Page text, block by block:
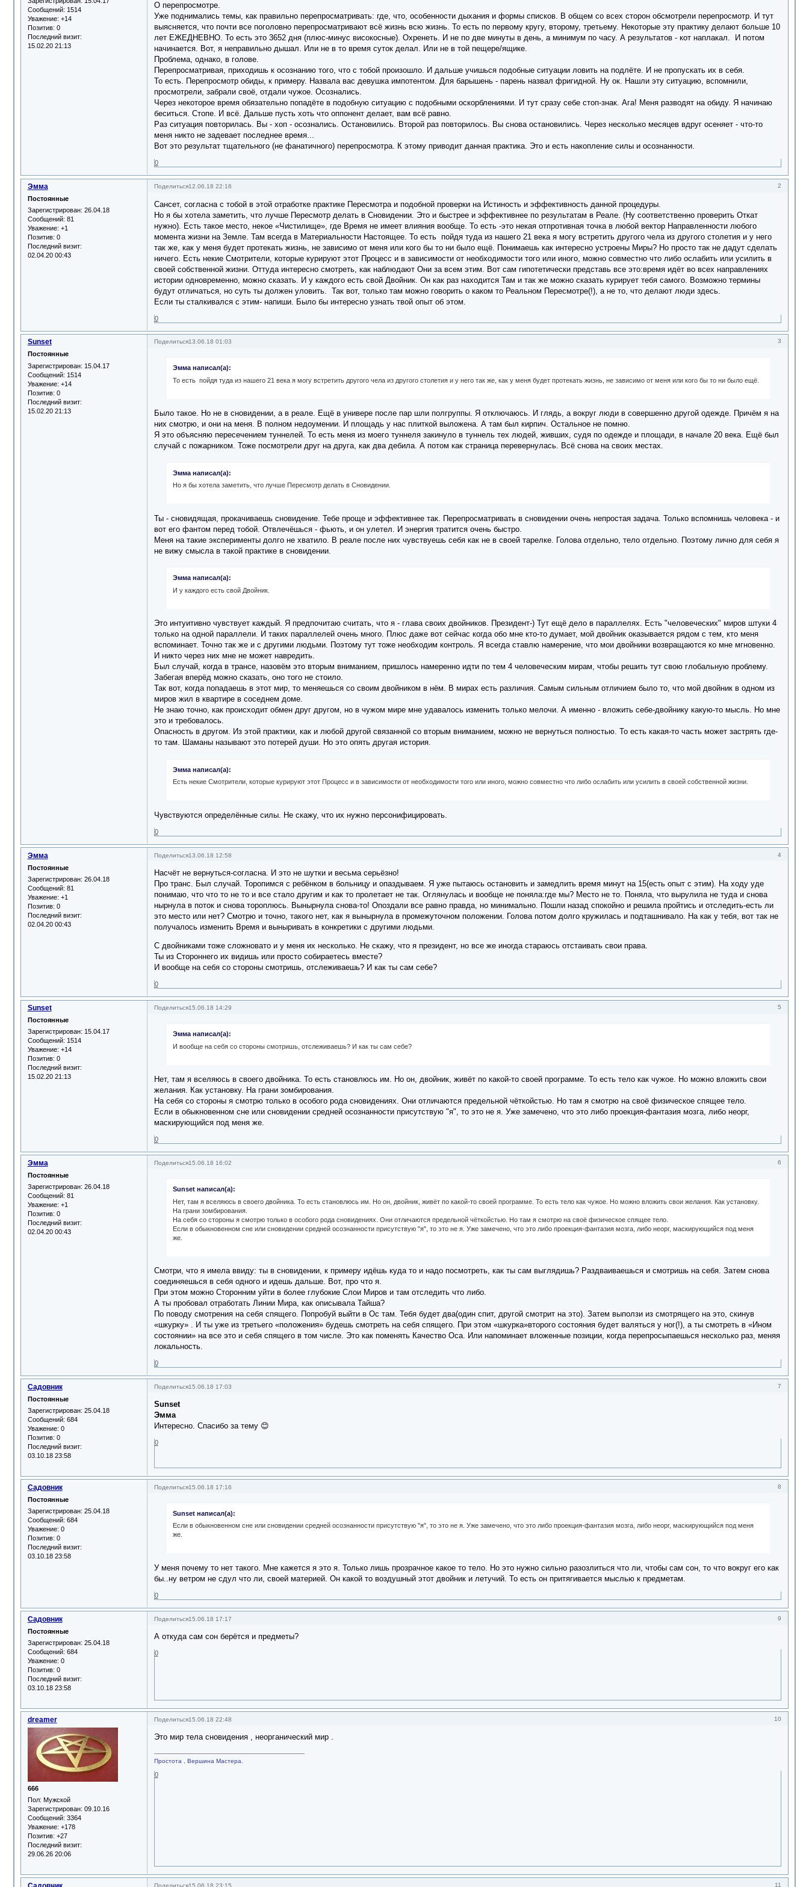
Сообщений: 1514
Уважение: +14
Позитив: 0
Последний визит:
15.02.20 21:13
О перепросмотре.
Уже поднимались темы, как правильно перепросматривать: где, что, особенности дыхания и формы списков. В общем со всех сторон обсмотрели перепросмотр. И тут
выясняется, что почти все поголовно перепросматривают всё жизнь всю жизнь. То есть по первому кругу, второму, третьему. Некоторые эту практику делают больше 10
лет ЕЖЕДНЕВНО. То есть это 3652 дня (плюс-минус високосные). Охренеть. И не по две минуты в день, а минимум по часу. А результатов - кот наплакал. И потом
начинается. Вот, я неправильно дышал. Или не в то время суток делал. Или не в той пещере/ящике.
Проблема, однако, в голове.
Перепросматривая, приходишь к осознанию того, что с тобой произошло. И дальше учишься подобные ситуации ловить на подлёте. И не пропускать их в себя.
То есть. Перепросмотр обиды, к примеру. Назвала вас девушка импотентом. Для барышень - парень назвал фригидной. Ну ок. Нашли эту ситуацию, вспомнили,
просмотрели, забрали своё, отдали чужое. Осознались.
Через некоторое время обязательно попадёте в подобную ситуацию с подобными оскорблениями. И тут сразу себе стоп-знак. Ага! Меня разводят на обиду. Я начинаю
беситься. Стопе. И всё. Дальше пусть хоть что оппонент делает, вам всё равно.
Раз ситуация повторилась. Вы - хоп - осознались. Остановились. Второй раз повторилось. Вы снова остановились. Через несколько месяцев вдруг осеняет - что-то
меня никто не задевает последнее время...
Вот это результат тщательного (не фанатичного) перепросмотра. К этому приводит данная практика. Это и есть накопление силы и осознанности.
0
Поделиться 2
12.06.18 22:16
Эмма
Постоянные
Зарегистрирован: 26.04.18
Сообщений: 81
Уважение: +1
Позитив: 0
Последний визит:
02.04.20 00:43
Сансет, согласна с тобой в этой отработке практике Пересмотра и подобной проверки на Истиность и эффективность данной процедуры.
Но я бы хотела заметить, что лучше Пересмотр делать в Сновидении. Это и быстрее и эффективнее по результатам в Реале. (Ну соответственно проверить Откат
нужно). Есть такое место, некое «Чистилище», где Время не имеет влияния вообще. То есть -это некая отпротивная точка в любой вектор Направленности любого
момента жизни на Земле. Там всегда в Материальности Настоящее. То есть пойдя туда из нашего 21 века я могу встретить другого чела из другого столетия и у него
так же, как у меня будет протекать жизнь, не зависимо от меня или кого бы то ни было ещё. Понимаешь как интересно устроены Миры? Но просто так не дадут сделать
ничего. Есть некие Смотрители, которые курируют этот Процесс и в зависимости от необходимости того или иного, можно совместно что либо ослабить или усилить в
своей собственной жизни. Оттуда интересно смотреть, как наблюдают Они за всем этим. Вот сам гипотетически представь все это:время идёт во всех направлениях
истории одновременно, можно сказать. И у каждого есть свой Двойник. Он как раз находится Там и так же можно сказать курирует тебя самого. Возможно термины
будут отличаться, но суть ты должен уловить. Так вот, только там можно говорить о каком то Реальном Пересмотре(!), а не то, что делают люди здесь.
Если ты сталкивался с этим- напиши. Было бы интересно узнать твой опыт об этом.
0
Поделиться 3
13.06.18 01:03
Sunset
Постоянные
Зарегистрирован: 15.04.17
Сообщений: 1514
Уважение: +14
Позитив: 0
Последний визит:
15.02.20 21:13
Эмма написал(а):
То есть пойдя туда из нашего 21 века я могу встретить другого чела из другого столетия и у него так же, как у меня будет протекать жизнь, не зависимо от меня или кого бы то ни было ещё.
Было такое. Но не в сновидении, а в реале. Ещё в универе после пар шли полгруппы. Я отключаюсь. И глядь, а вокруг люди в совершенно другой одежде. Причём я на
них смотрю, и они на меня. В полном недоумении. И площадь у нас плиткой выложена. А там был кирпич. Остальное не помню.
Я это объясняю пересечением туннелей. То есть меня из моего туннеля закинуло в туннель тех людей, живших, судя по одежде и площади, в начале 20 века. Ещё был
случай с пожарником. Тоже посмотрели друг на друга, как два дебила. А потом как страница перевернулась. Всё снова на своих местах.
Эмма написал(а):
Но я бы хотела заметить, что лучше Пересмотр делать в Сновидении.
Ты - сновидящая, прокачиваешь сновидение. Тебе проще и эффективнее так. Перепросматривать в сновидении очень непростая задача. Только вспомнишь человека - и
вот его фантом перед тобой. Отвлечёшься - фьють, и он улетел. И энергия тратится очень быстро.
Меня на такие эксперименты долго не хватило. В реале после них чувствуешь себя как не в своей тарелке. Голова отдельно, тело отдельно. Поэтому лично для себя я
не вижу смысла в такой практике в сновидении.
Эмма написал(а):
И у каждого есть свой Двойник.
Это интуитивно чувствует каждый. Я предпочитаю считать, что я - глава своих двойников. Президент-) Тут ещё дело в параллелях. Есть "человеческих" миров штуки 4
только на одной параллели. И таких параллелей очень много. Плюс даже вот сейчас когда обо мне кто-то думает, мой двойник оказывается рядом с тем, кто меня
вспоминает. Точно так же и с другими людьми. Поэтому тут тоже необходим контроль. Я всегда ставлю намерение, что мои двойники возвращаются ко мне мгновенно.
И никто через них мне не может навредить.
Был случай, когда в трансе, назовём это вторым вниманием, пришлось намеренно идти по тем 4 человеческим мирам, чтобы решить тут свою глобальную проблему.
Забегая вперёд можно сказать, оно того не стоило.
Так вот, когда попадаешь в этот мир, то меняешься со своим двойником в нём. В мирах есть различия. Самым сильным отличием было то, что мой двойник в одном из
миров жил в квартире в соседнем доме.
Не знаю точно, как происходит обмен друг другом, но в чужом мире мне удавалось изменить только мелочи. А именно - вложить себе-двойнику какую-то мысль. Но мне
это и требовалось.
Опасность в другом. Из этой практики, как и любой другой связанной со вторым вниманием, можно не вернуться полностью. То есть какая-то часть может застрять где-
то там. Шаманы называют это потерей души. Но это опять другая история.
Эмма написал(а):
Есть некие Смотрители, которые курируют этот Процесс и в зависимости от необходимости того или иного, можно совместно что либо ослабить или усилить в своей собственной жизни.
Чувствуются определённые силы. Не скажу, что их нужно персонифицировать.
0
Поделиться 4
13.06.18 12:58
Эмма
Постоянные
Зарегистрирован: 26.04.18
Сообщений: 81
Уважение: +1
Позитив: 0
Последний визит:
02.04.20 00:43
Насчёт не вернуться-согласна. И это не шутки и весьма серьёзно!
Про транс. Был случай. Торопимся с ребёнком в больницу и опаздываем. Я уже пытаюсь остановить и замедлить время минут на 15(есть опыт с этим). На ходу уде
понимаю, что что то не то и все стало другим и как то пролетает не так. Оглянулась и вообще не поняла:где мы? Место не то. Поняла, что вырулила не туда и снова
нырнула в поток и снова тороплюсь. Вынырнула снова-то! Опоздали все равно правда, но минимально. Пошли назад спокойно и решила пройтись и отследить-есть ли
это место или нет? Смотрю и точно, такого нет, как я вынырнула в промежуточном положении. Голова потом долго кружилась и подташнивало. На как у тебя, вот так не
получалось изменить Время и выныривать в конкретики с другими людьми.
С двойниками тоже сложновато и у меня их несколько. Не скажу, что я президент, но все же иногда стараюсь отстаивать свои права.
Ты из Стороннего их видишь или просто собираетесь вместе?
И вообще на себя со стороны смотришь, отслеживаешь? И как ты сам себе?
0
Поделиться 5
15.06.18 14:29
Sunset
Постоянные
Зарегистрирован: 15.04.17
Сообщений: 1514
Уважение: +14
Позитив: 0
Последний визит:
15.02.20 21:13
Эмма написал(а):
И вообще на себя со стороны смотришь, отслеживаешь? И как ты сам себе?
Нет, там я вселяюсь в своего двойника. То есть становлюсь им. Но он, двойник, живёт по какой-то своей программе. То есть тело как чужое. Но можно вложить свои
желания. Как установку. На грани зомбирования.
На себя со стороны я смотрю только в особого рода сновидениях. Они отличаются предельной чёткойстью. Но там я смотрю на своё физическое спящее тело.
Если в обыкновенном сне или сновидении средней осознанности присутствую "я", то это не я. Уже замечено, что это либо проекция-фантазия мозга, либо неорг,
маскирующийся под меня же.
0
Поделиться 6
15.06.18 16:02
Эмма
Постоянные
Зарегистрирован: 26.04.18
Сообщений: 81
Уважение: +1
Позитив: 0
Последний визит:
02.04.20 00:43
Sunset написал(а):
Нет, там я вселяюсь в своего двойника. То есть становлюсь им. Но он, двойник, живёт по какой-то своей программе. То есть тело как чужое. Но можно вложить свои желания. Как установку.
На грани зомбирования.
На себя со стороны я смотрю только в особого рода сновидениях. Они отличаются предельной чёткойстью. Но там я смотрю на своё физическое спящее тело.
Если в обыкновенном сне или сновидении средней осознанности присутствую "я", то это не я. Уже замечено, что это либо проекция-фантазия мозга, либо неорг, маскирующийся под меня
же.
Смотри, что я имела ввиду: ты в сновидении, к примеру идёшь куда то и надо посмотреть, как ты сам выглядишь? Раздваиваешься и смотришь на себя. Затем снова
соединяешься в себя одного и идешь дальше. Вот, про что я.
При этом можно Сторонним уйти в более глубокие Слои Миров и там отследить что либо.
А ты пробовал отработать Линии Мира, как описывала Тайша?
По поводу смотрения на себя спящего. Попробуй выйти в Ос там. Тебя будет два(один спит, другой смотрит на это). Затем выползи из смотрящего на это, скинув
«шкурку» . И ты уже из третьего «положения» будешь смотреть на себя спящего. При этом «шкурка»второго состояния будет валяться у ног(!), а ты смотреть в «Ином
состоянии» на все это и себя спящего в том числе. Это как поменять Качество Оса. Или напоминает вложенные позиции, когда перепросыпаешься несколько раз, меняя
локальность.
0
Поделиться 7
15.06.18 17:03
Садовник
Постоянные
Зарегистрирован: 25.04.18
Сообщений: 684
Уважение: 0
Позитив: 0
Последний визит:
03.10.18 23:58
Sunset
Эмма
Интересно. Спасибо за тему 😊
0
Поделиться 8
15.06.18 17:16
Садовник
Постоянные
Зарегистрирован: 25.04.18
Сообщений: 684
Уважение: 0
Позитив: 0
Последний визит:
03.10.18 23:58
Sunset написал(а):
Если в обыкновенном сне или сновидении средней осознанности присутствую "я", то это не я. Уже замечено, что это либо проекция-фантазия мозга, либо неорг, маскирующийся под меня
же.
У меня почему то нет такого. Мне кажется я это я. Только лишь прозрачное какое то тело. Но это нужно сильно разозлиться что ли, чтобы сам сон, то что вокруг его как
бы..ну ветром не сдул что ли, своей материей. Он какой то воздушный этот двойник и летучий. То есть он притягивается мыслью к предметам.
0
Поделиться 9
15.06.18 17:17
Садовник
Постоянные
Зарегистрирован: 25.04.18
Сообщений: 684
Уважение: 0
Позитив: 0
Последний визит:
03.10.18 23:58
А откуда сам сон берётся и предметы?
0
Поделиться 10
15.06.18 22:48
dreamer
666
Пол: Мужской
Зарегистрирован: 09.10.16
Сообщений: 3364
Уважение: +178
Позитив: +27
Последний визит:
29.06.26 20:06
Это мир тела сновидения , неорганический мир .
Простота , Вершина Мастера.
0
Поделиться 11
15.06.18 23:15